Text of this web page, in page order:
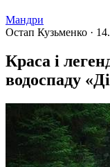
Мандри
Остап Кузьменко ·
Краса і
водоспаду